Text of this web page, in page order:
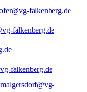
falkenberg.de
falkenberg.de
falkenberg.de